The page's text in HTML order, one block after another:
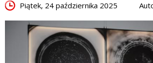
Piątek, 24 października 2025